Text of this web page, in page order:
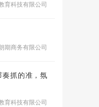
育科技有限公司
期商务有限公司
奏抓的准，氛
育科技有限公司